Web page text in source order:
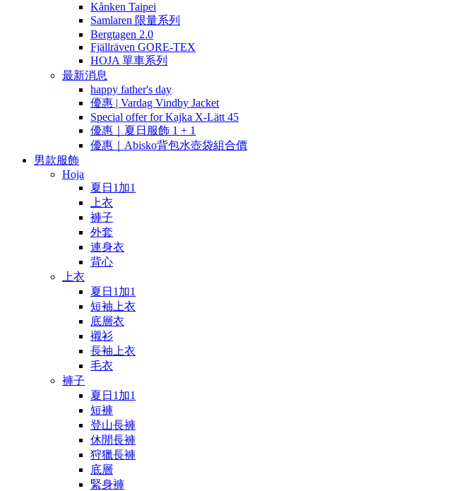
Kånken Taipei
Samlaren 限量系列
Bergtagen 2.0
Fjällräven GORE-TEX
HOJA 單車系列
最新消息
happy father's day
優惠 | Vardag Vindby Jacket
Special offer for Kajka X-Lätt 45
優惠｜夏日服飾 1 + 1
優惠｜Abisko背包水壺袋組合價
男款服飾
Hoja
夏日1加1
上衣
褲子
外套
連身衣
背心
上衣
夏日1加1
短袖上衣
底層衣
襯衫
長袖上衣
毛衣
褲子
夏日1加1
短褲
登山長褲
休閒長褲
狩獵長褲
底層
緊身褲